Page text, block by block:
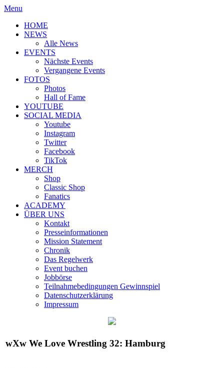
Menu
HOME
NEWS
Alle News
EVENTS
Nächste Events
Vergangene Events
FOTOS
Photos
Hall of Fame
YOUTUBE
SOCIAL MEDIA
Youtube
Instagram
Twitter
Facebook
TikTok
MERCH
Shop
Classic Shop
Fanatics
ACADEMY
ÜBER UNS
Kontakt
Presseinformationen
Mission Statement
Chronik
Das Regelwerk
Event buchen
Jobbörse
Teilnahmebedingungen Gewinnspiel
Datenschutzerklärung
Impressum
wXw We Love Wrestling 32: Hamburg